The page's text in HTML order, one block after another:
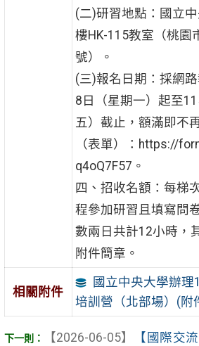
(二)研習地點：國立
樓HK-115教室（桃園
號）。
(三)報名日期：採網
8日（星期一）起至
五）截止，額滿即不
（表單）：https://
q4oQ7F57。
四、招收名額：每梯
程參加研習且填寫問
數兩日共計12小時，
附件簡章。
相關附件
國立中央大學辦
培訓營（北部場）(附
【2026-06-05】
【國際交